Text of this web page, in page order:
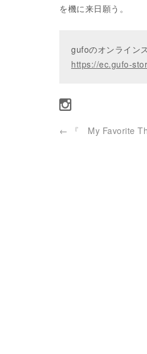
を機に来日願う。
gufoのオンライン
https://ec.gufo-
← 『 My Favorite